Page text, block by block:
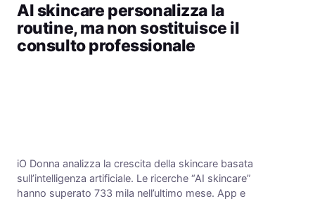
AI skincare personalizza la
routine, ma non sostituisce il
consulto professionale
iO Donna analizza la crescita della skincare basata
sull’intelligenza artificiale. Le ricerche “AI skincare”
hanno superato 733 mila nell’ultimo mese. App e